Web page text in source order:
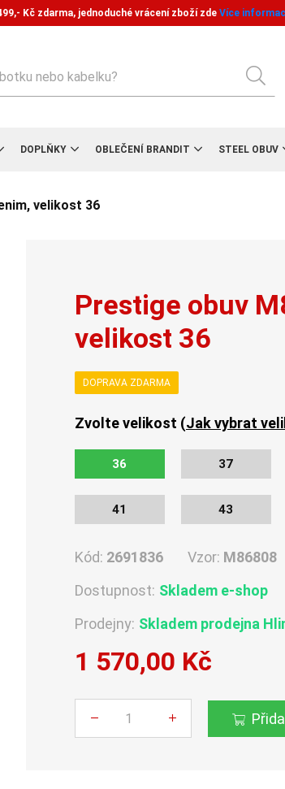
Kč zdarma, jednoduché vrácení zboží zde Více
DOPLŇKY OBLEČENÍ BRANDIT STEEL OBUV
velikost 36
Prestige obuv
velikost 36
DOPRAVA ZDARMA
Zvolte velikost (Jak vybrat
36 37
41 43
Kód: 2691836 Vzor: M86808
Dostupnost: Skladem e-shop
Prodejny: Skladem prodejna
1 570,00 Kč